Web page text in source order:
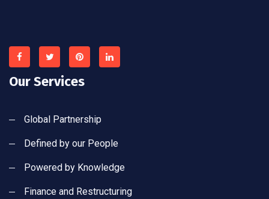
Our Services
Global Partnership
Defined by our People
Powered by Knowledge
Finance and Restructuring